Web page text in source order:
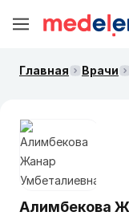
Главная Врачи
Алимбекова